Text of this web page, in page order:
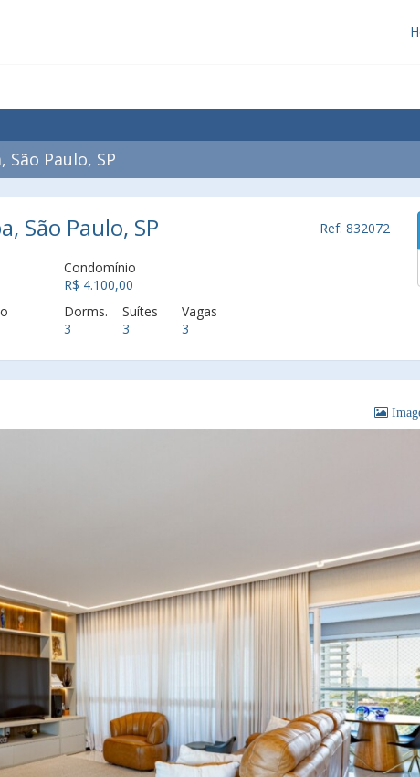
Paulo, SP
São Paulo, SP Ref: 832072
Condomínio
R$ 4.100,00
Dorms.
3
Suítes
3
Vagas
3